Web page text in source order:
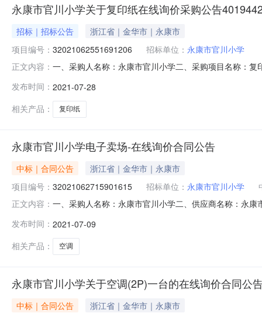
永康市官川小学关于复印纸在线询价采购公告
招标｜招标公告
浙江省｜金华市｜永康市
项目编号： 32021062551691206 招标单位： 永康市官川小学
正文内容： 一、采购人名称：永康市官川小学二、采购项目名称：
28215512地址：杭州市西湖区转塘科技经济区块9号1幢
发布时间： 2021-07-28
相关产品：
复印纸
永康市官川小学电子卖场-在线询价合同公告
中标｜合同公告
浙江省｜金华市｜永康市
项目编号： 32021062715901615 招标单位： 永康市官川小学
正文内容： 一、采购人名称：永康市官川小学二、供应商名称：永
八、联系方式1、采购人名称：永康市官川小学联系人：
发布时间： 2021-07-09
相关产品：
空调
永康市官川小学关于空调(2P)一台的在线询价合同公
中标｜合同公告
浙江省｜金华市｜永康市